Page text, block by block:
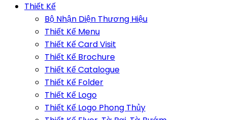
Thiết Kế
Bộ Nhận Diện Thương Hiệu
Thiết Kế Menu
Thiết Kế Card Visit
Thiết Kế Brochure
Thiết Kế Catalogue
Thiết Kế Folder
Thiết Kế Logo
Thiết Kế Logo Phong Thủy